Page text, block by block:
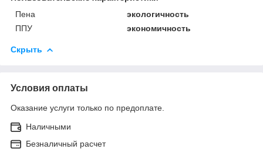
Пена
экологичность
ППУ
экономичность
Скрыть
Условия оплаты
Оказание услуги только по предоплате.
Наличными
Безналичный расчет